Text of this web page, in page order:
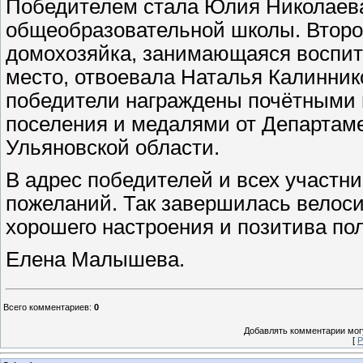
Победителем стала Юлия
общеобразовательной школы.
домохозяйка, занимающаяся
место, отвоевала Наталья
победители награждены
поселения и медалями от
Ульяновской области.
В адрес победителей и всех
пожеланий. Так завершилась
хорошего настроения и позитива
Елена Малышева.
Всего комментариев: 0
Добавлять комментарии
[